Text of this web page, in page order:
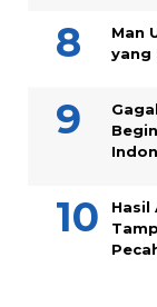
Man
yang
Hasil